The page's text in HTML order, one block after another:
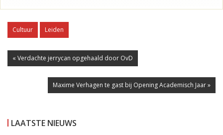
Cultuur Leiden
« Verdachte jerrycan opgehaald door OvD
Maxime Verhagen te gast bij Opening Academisch Jaar »
LAATSTE NIEUWS